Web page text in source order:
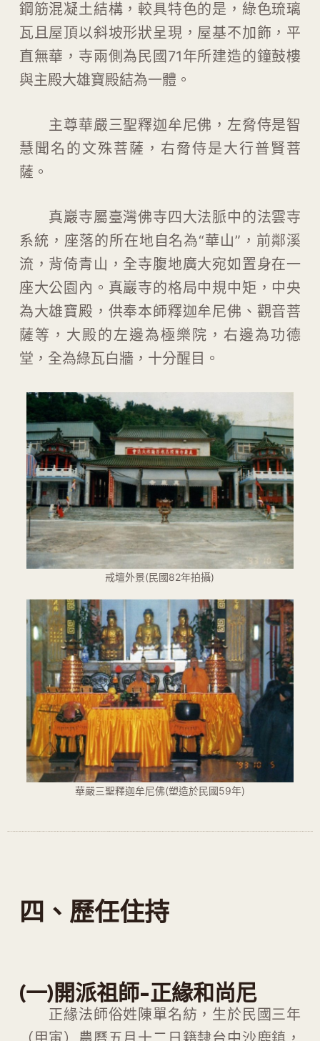
鋼筋混凝土結構，較具特色的是，綠色琉璃
瓦且屋頂以斜坡形狀呈現，屋基不加飾，平
直無華，寺兩側為民國71年所建造的鐘鼓樓
與主殿大雄寶殿結為一體。
主尊華嚴三聖釋迦牟尼佛，左脅侍是智
慧聞名的文殊菩薩，右脅侍是大行普賢菩
薩。
真巖寺屬臺灣佛寺四大法脈中的法雲寺
系統，座落的所在地自名為“華山”，前鄰溪
流，背倚青山，全寺腹地廣大宛如置身在一
座大公園內。真巖寺的格局中規中矩，中央
為大雄寶殿，供奉本師釋迦牟尼佛、觀音菩
薩等，大殿的左邊為極樂院，右邊為功德
堂，全為綠瓦白牆，十分醒目。
戒壇外景(民國82年拍攝)
華嚴三聖釋迦牟尼佛(塑造於民國59年)
四、歷任住持
(一)開派祖師-正緣和尚尼
正緣法師俗姓陳單名紡，生於民國三年